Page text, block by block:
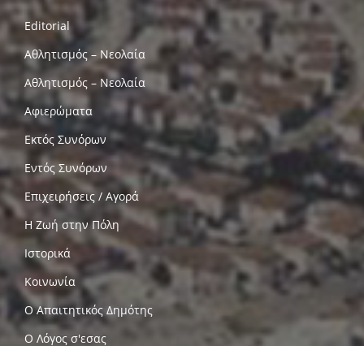
Editorial
Αθλητισμός – Νεολαία
Αθλητισμός – Νεολαία
Αφιερώματα
Εκτός Συνόρων
Εντός Συνόρων
Επιχειρήσεις / Αγορά
Η Ζωή στην Πόλη
Ιστορικά
Κοινωνία
Ο Απαιτητικός Δημότης
Ο Λόγος σ'εσας